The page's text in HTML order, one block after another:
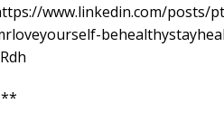
www.linkedin.com/posts/